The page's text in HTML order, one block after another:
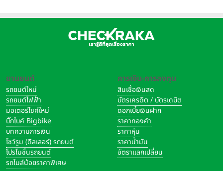
ยานยนต์
รถยนต์ใหม่
รถยนต์ไฟฟ้า
มอเตอร์ไซค์ใหม่
บิ๊กไบค์ Bigbike
บทความการเงิน
โชว์รูม (ดีลเลอร์) รถยนต์
โปรโมชั่นรถยนต์
รถไมล์น้อยราคาพิเศษ
การเงิน-การลงทุน
สินเชื่อเงินสด
บัตรเครดิต / บัตรเดบิต
ดอกเบี้ยเงินฝาก
ราคาทองคำ
ราคาหุ้น
ราคาน้ำมัน
อัตราแลกเปลี่ยน